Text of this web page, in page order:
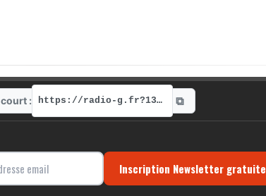
: https://radio-g.fr?13339 ⧉
Inscription Newsletter gratuite